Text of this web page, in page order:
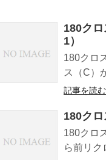
180ク
1）
180クロ
ス（C）
記事を読む
180ク
180クロ
ら前リク